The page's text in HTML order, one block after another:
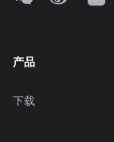
产品
下载